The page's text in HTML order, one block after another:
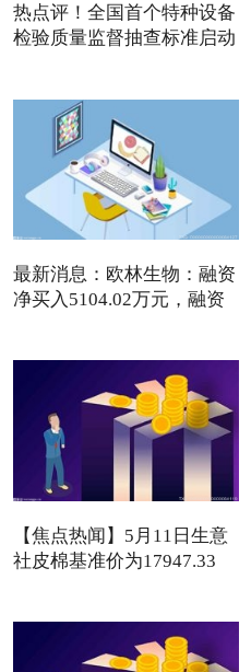
热点评！全国首个特种设备
检验质量监督抽查标准启动
最新消息：欧林生物：融资
净买入5104.02万元，融资
【焦点热闻】5月11日生意
社皮棉基准价为17947.33